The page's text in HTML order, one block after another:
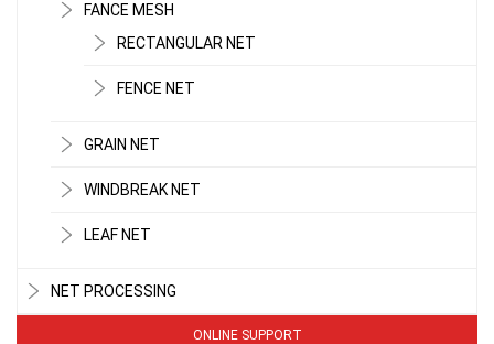
FANCE MESH
RECTANGULAR NET
FENCE NET
GRAIN NET
WINDBREAK NET
LEAF NET
NET PROCESSING
ONLINE SUPPORT